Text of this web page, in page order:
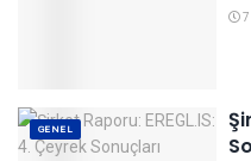
7
GENEL